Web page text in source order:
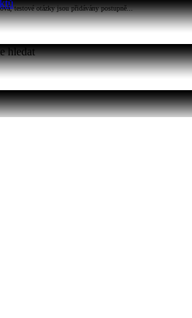
testové otázky jsou přidávány postupně...
hledat